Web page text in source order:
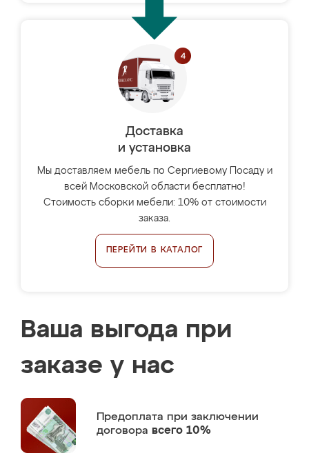
Доставка
и установка
Мы доставляем мебель по Сергиевому Посаду и
всей Московской области бесплатно!
Стоимость сборки мебели: 10% от стоимости
заказа.
ПЕРЕЙТИ В КАТАЛОГ
Ваша выгода при
заказе у нас
Предоплата при заключении
договора всего 10%